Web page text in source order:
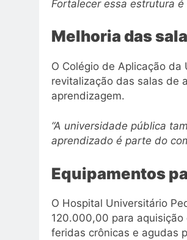
Fortalecer essa estrutura
Melhoria das
O Colégio de Aplicação
revitalização das salas de
aprendizagem.
“A universidade pública
aprendizado é parte do
Equipamentos
O Hospital Universitário
120.000,00 para
feridas crônicas e agudas